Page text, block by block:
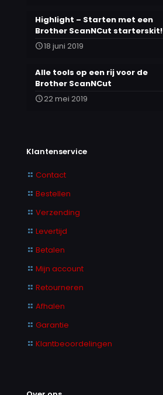
Highlight – Starten met een
Brother ScanNCut starterskit!
18 juni 2019
Alle tools op een rij voor de
Brother ScanNCut
22 mei 2019
Klantenservice
Contact
Bestellen
Verzending
Levertijd
Betalen
Mijn account
Retourneren
Afhalen
Garantie
Klantbeoordelingen